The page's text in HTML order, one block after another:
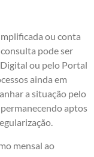
ou conta
pode ser
ou pelo Portal
ainda em
a situação pelo
aptos
mensal ao